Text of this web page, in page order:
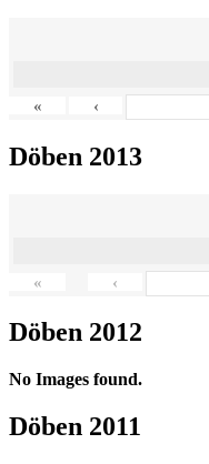
« ‹
Döben 2013
« ‹
Döben 2012
No Images found.
Döben 2011